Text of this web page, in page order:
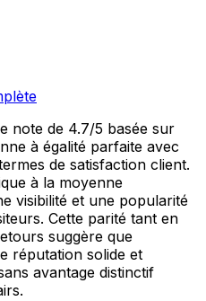
note de 4.7/5 basée sur
à égalité parfaite avec
de satisfaction client.
à la moyenne
visibilité et une popularité
Cette parité tant en
suggère que
réputation solide et
avantage distinctif